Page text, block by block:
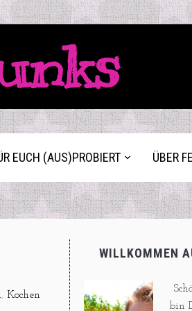
EUCH (AUS)PROBIERT ÜBER
, Kochen
WILLKOMMEN
bin